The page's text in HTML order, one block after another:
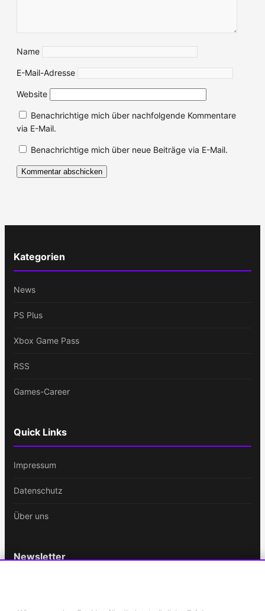
Name
E-Mail-Adresse
Website
Benachrichtige mich über nachfolgende Kommentare
via E-Mail.
Benachrichtige mich über neue Beiträge via E-Mail.
Kategorien
News
PS Plus
Xbox Game Pass
RSS
Games-Career
Quick Links
Impressum
Datenschutz
Über uns
Newsletter